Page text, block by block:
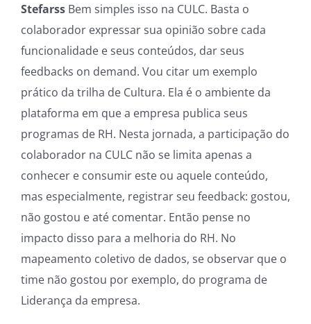
Stefarss Bem simples isso na CULC. Basta o
colaborador expressar sua opinião sobre cada
funcionalidade e seus conteúdos, dar seus
feedbacks on demand. Vou citar um exemplo
prático da trilha de Cultura. Ela é o ambiente da
plataforma em que a empresa publica seus
programas de RH. Nesta jornada, a participação do
colaborador na CULC não se limita apenas a
conhecer e consumir este ou aquele conteúdo,
mas especialmente, registrar seu feedback: gostou,
não gostou e até comentar. Então pense no
impacto disso para a melhoria do RH. No
mapeamento coletivo de dados, se observar que o
time não gostou por exemplo, do programa de
Liderança da empresa.